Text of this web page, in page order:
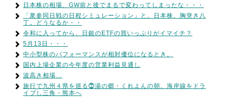
日本株の相場、GW前と後でまるで変わってしまったな・・・
「衆参同日戦の日程シミュレーション」と。日本株、胸突き八
丁。どうなるか・・
令和に入ってから、日銀のETFの買いっぷりがイマイチ？
5月13日・・・
中小型株のパフォーマンスが相対優位になるとき。
国内上場企業の今年度の営業利益見通し
波高き相場…
旅行で九州４県を巡る⓻湯の郷・くれよんの朝。海岸線をドラ
イブし三角・熊本へ